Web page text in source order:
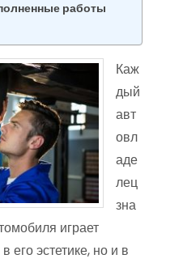
работы
Каж
дый
авт
овл
аде
лец
зна
играет
его эстетике, но и в